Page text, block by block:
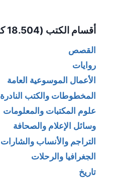
أقسام الكتب (18.504 كتاب)
القصص
روايات
الأعمال الموسوعية العامة
المخطوطات والكتب النادرة
علوم المكتبات والمعلومات
وسائل الإعلام والصحافة
التراجم والأنساب والشارات
الجغرافيا والرحلات
تاريخ